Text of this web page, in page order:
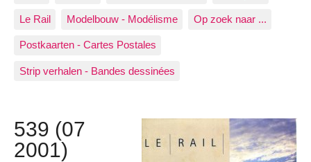
Le Rail Modelbouw - Modélisme Op zoek naar ...
Postkaarten - Cartes Postales
Strip verhalen - Bandes dessinées
539 (07
2001)